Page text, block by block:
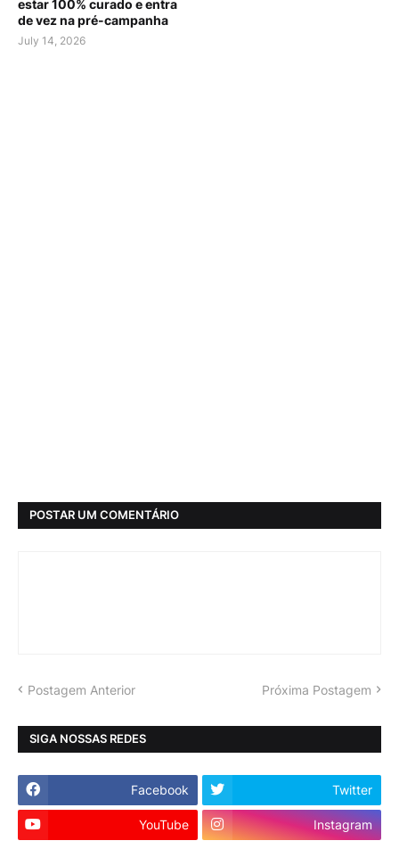
estar 100% curado e entra
de vez na pré-campanha
July 14, 2026
POSTAR UM COMENTÁRIO
Postagem Anterior Próxima Postagem
SIGA NOSSAS REDES
Facebook Twitter
YouTube Instagram